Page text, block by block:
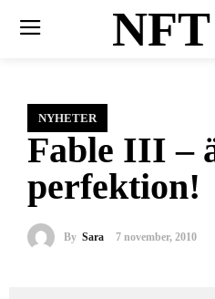
NFT
NYHETER
Fable III –
perfektion!
By Sara 7 november, 2010